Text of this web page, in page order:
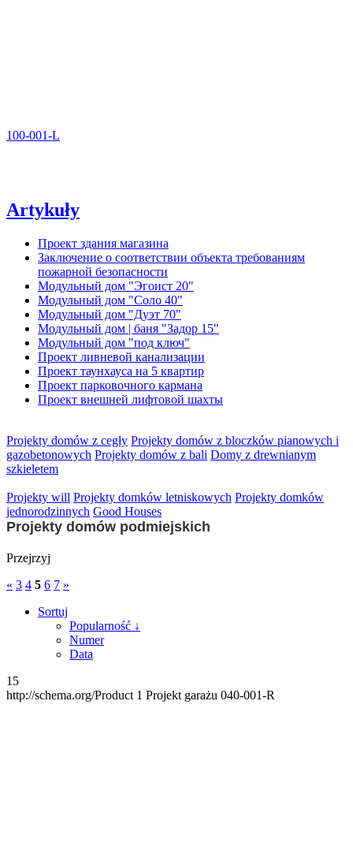
100-001-L
Artykuły
Проект здания магазина
Заключение о соответствии объекта требованиям
пожарной безопасности
Модульный дом "Эгоист 20"
Модульный дом "Соло 40"
Модульный дом "Дуэт 70"
Модульный дом | баня "Задор 15"
Модульный дом "под ключ"
Проект ливневой канализации
Проект таунхауса на 5 квартир
Проект парковочного кармана
Проект внешней лифтовой шахты
Projekty domów z cegły Projekty domów z bloczków pianowych i
gazobetonowych Projekty domów z bali Domy z drewnianym
szkieletem
Projekty will Projekty domków letniskowych Projekty domków
jednorodzinnych Good Houses
Projekty domów podmiejskich
Przejrzyj
« 3 4 5 6 7 »
Sortuj
Popularność ↓
Numer
Data
15
http://schema.org/Product 1 Projekt garażu 040-001-R